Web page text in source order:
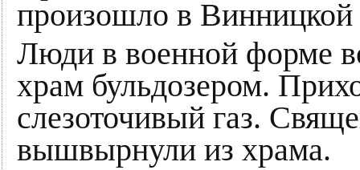
произошло в
Люди в военной форме
храм бульдозером.
слезоточивый газ.
вышвырнули из храма.